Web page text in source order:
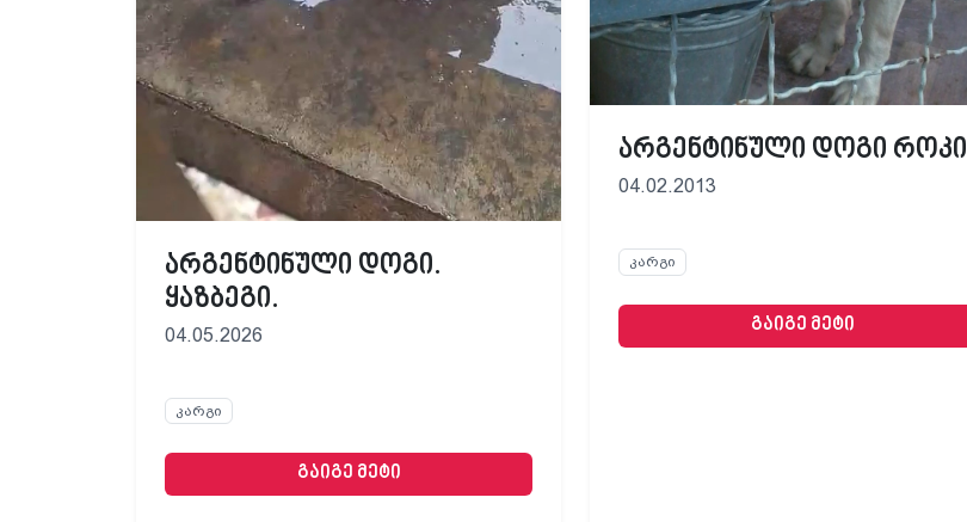
არგენტინული დოგი.
ყაზბეგი.
04.05.2026
კარგი
გაიგე მეტი
არგენტინული დოგი როკი
04.02.2013
კარგი
გაიგე მეტი